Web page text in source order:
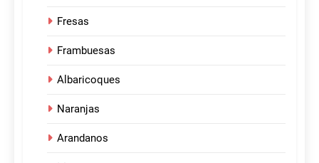
Fresas
Frambuesas
Albaricoques
Naranjas
Arandanos